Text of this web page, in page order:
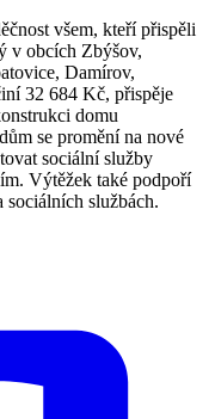
všem, kteří přispěli
v obcích Zbýšov,
Damírov,
32 684 Kč, přispěje
domu
se promění na nové
sociální služby
Výtěžek také podpoří
službách.